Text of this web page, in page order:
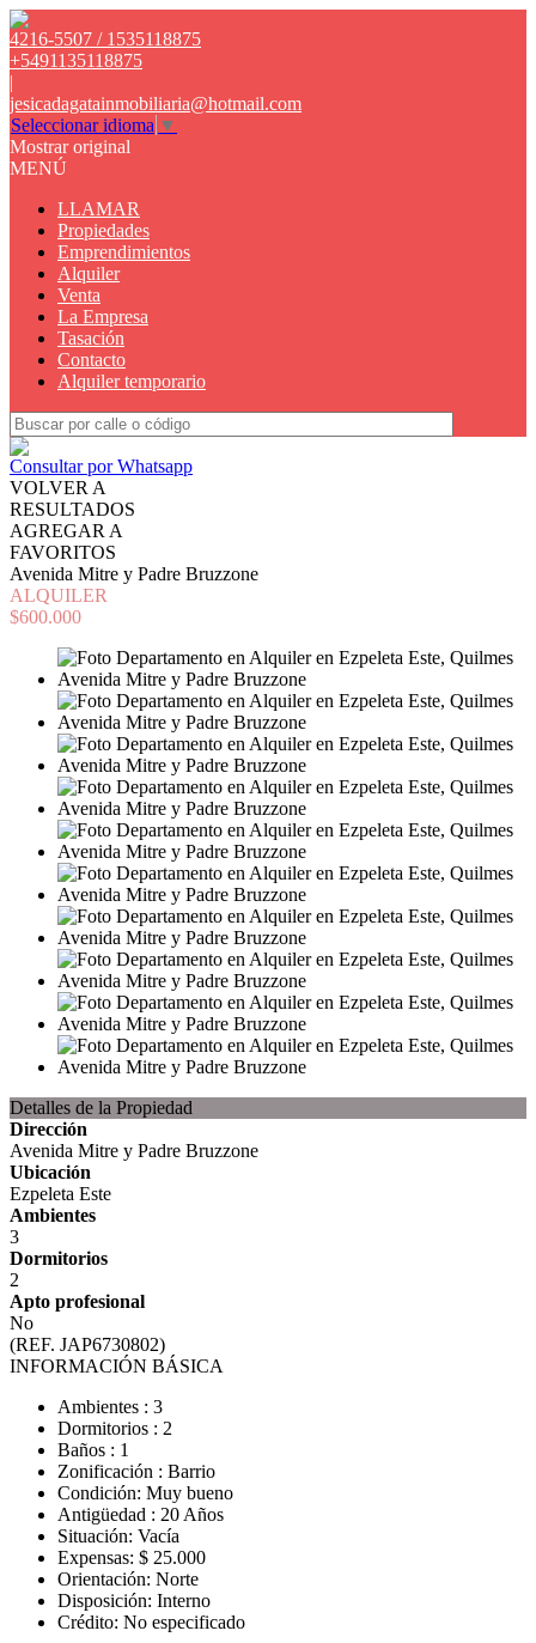
4216-5507 / 1535118875
+5491135118875
|
jesicadagatainmobiliaria@hotmail.com
Seleccionar idioma ▼
Mostrar original
MENÚ
LLAMAR
Propiedades
Emprendimientos
Alquiler
Venta
La Empresa
Tasación
Contacto
Alquiler temporario
Consultar por Whatsapp
VOLVER A
RESULTADOS
AGREGAR A
FAVORITOS
Avenida Mitre y Padre Bruzzone
ALQUILER
$600.000
Detalles de la Propiedad
Dirección
Avenida Mitre y Padre Bruzzone
Ubicación
Ezpeleta Este
Ambientes
3
Dormitorios
2
Apto profesional
No
(REF. JAP6730802)
INFORMACIÓN BÁSICA
Ambientes : 3
Dormitorios : 2
Baños : 1
Zonificación : Barrio
Condición: Muy bueno
Antigüedad : 20 Años
Situación: Vacía
Expensas: $ 25.000
Orientación: Norte
Disposición: Interno
Crédito: No especificado